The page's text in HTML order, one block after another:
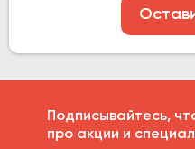
Подписывайтесь,
про акции и